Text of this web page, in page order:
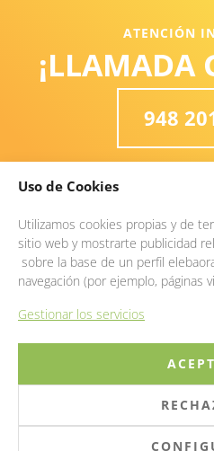
Uso de Cookies
Utilizamos cookies propias y de
sitio web y mostrarte publicidad
sobre la base de un perfil
navegación (por ejemplo, páginas
Gestionar los servicios
ATENCIÓN
¡LLAMADA
948